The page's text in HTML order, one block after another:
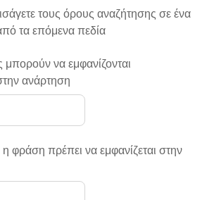
τους όρους αναζήτησης σε ένα
τα επόμενα πεδία
μπορούν να εμφανίζονται
ανάρτηση
φράση πρέπει να εμφανίζεται στην